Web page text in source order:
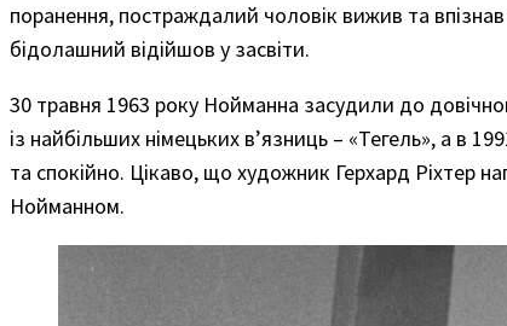
поранення, постраждалий чоловік вижив та
бідолашний відійшов у засвіти.
30 травня 1963 року Нойманна засудили до
із найбільших німецьких в’язниць – «Тегель», а в
та спокійно. Цікаво, що художник Герхард Ріхтер
Нойманном.